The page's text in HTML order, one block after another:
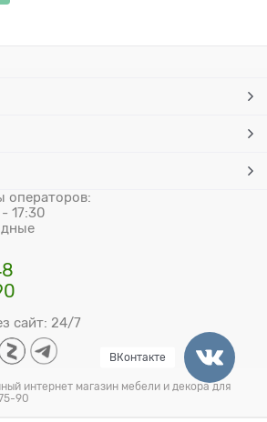
операторов:
17:30
сайт: 24/7
интернет магазин мебели и декора для
90
ВКонтакте